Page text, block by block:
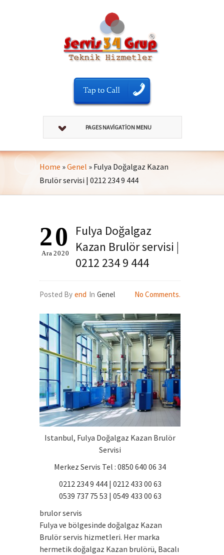
PAGES NAVIGATION MENU
Home »Genel » Fulya Doğalgaz Kazan
Brulör servisi | 0212 234 9 444
Fulya Doğalgaz
Kazan Brulör servisi |
0212 234 9 444
20
Ara 2020
Posted By end In Genel No Comments.
Istanbul, Fulya Doğalgaz Kazan Brulör
Servisi
Merkez Servis Tel : 0850 640 06 34
0212 234 9 444 | 0212 433 00 63
0539 737 75 53 | 0549 433 00 63
brulor servis
Fulya ve bölgesinde doğalgaz Kazan
Brulör servis hizmetleri. Her marka
hermetik doğalgaz Kazan brulörü, Bacalı